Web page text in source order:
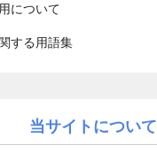
について
する用語集
当サイトについて